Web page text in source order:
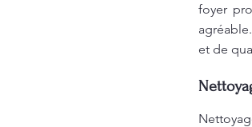
foyer
et de